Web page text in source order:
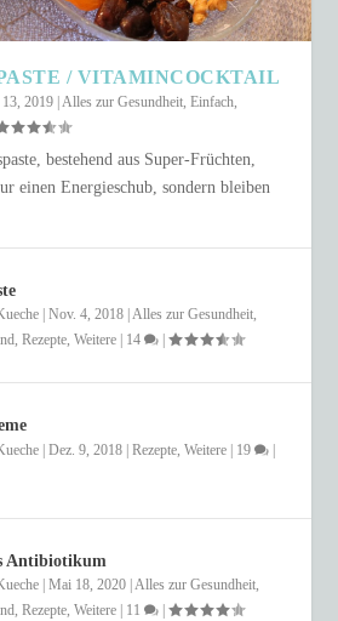
/ VITAMINCOCKTAIL
13, 2019 |Alles zur Gesundheit,Einfach,
bestehend aus Super-Früchten,
einen Energieschub, sondern bleiben
|Nov. 4, 2018 |Alles zur Gesundheit,
,Rezepte,Weitere 14 |
|Dez. 9, 2018 |Rezepte,Weitere 19
Antibiotikum
|Mai 18, 2020 |Alles zur Gesundheit,
,Rezepte,Weitere 11 |